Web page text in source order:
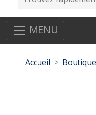
MENU
Accueil Boutique